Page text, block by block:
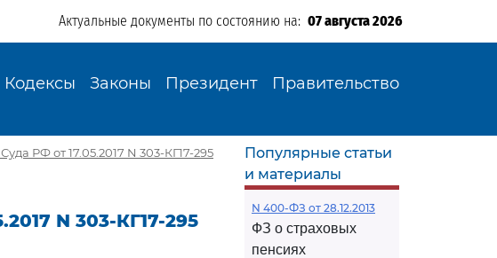
Актуальные документы по состоянию на: 07 августа 2026
Кодексы Законы Президент Правительство
РФ от 17.05.2017 N 303-КГ17-295
N 303-КГ17-295
Популярные статьи
и материалы
N 400-ФЗ от 28.12.2013
ФЗ о страховых
пенсиях